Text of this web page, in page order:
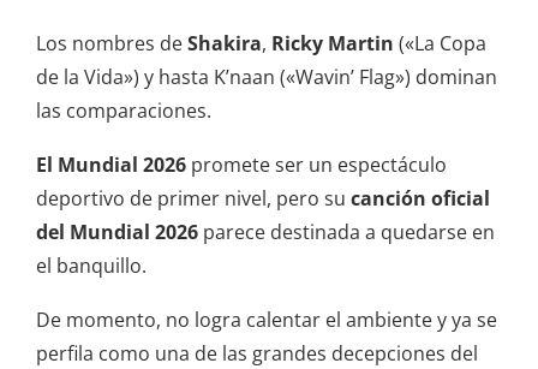
Los nombres deShakira, Ricky Martin («La Copa
de la Vida») y hasta K’naan («Wavin’ Flag») dominan
las comparaciones.
El Mundial 2026 promete ser un espectáculo
deportivo de primer nivel, pero su canción oficial
del Mundial 2026 parece destinada a quedarse en
el banquillo.
De momento, no logra calentar el ambiente y ya se
perfila como una de las grandes decepciones del